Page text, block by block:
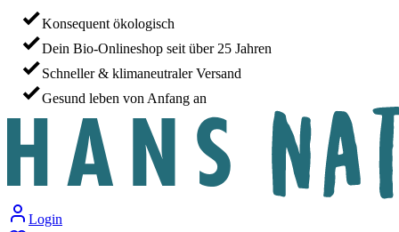
Konsequent ökologisch
Dein Bio-Onlineshop seit über 25 Jahren
Schneller & klimaneutraler Versand
Gesund leben von Anfang an
Login